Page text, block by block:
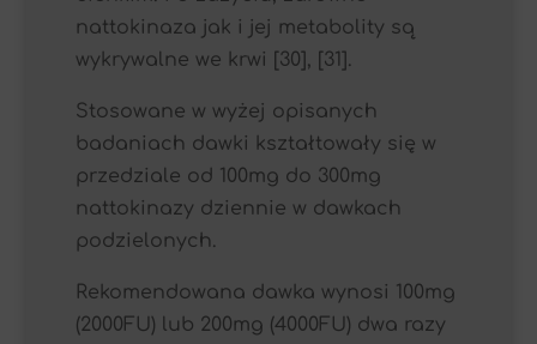
nattokinaza jak i jej metabolity są
wykrywalne we krwi [30], [31].
Stosowane w wyżej opisanych
badaniach dawki kształtowały się w
przedziale od 100mg do 300mg
nattokinazy dziennie w dawkach
podzielonych.
Rekomendowana dawka wynosi 100mg
(2000FU) lub 200mg (4000FU) dwa razy